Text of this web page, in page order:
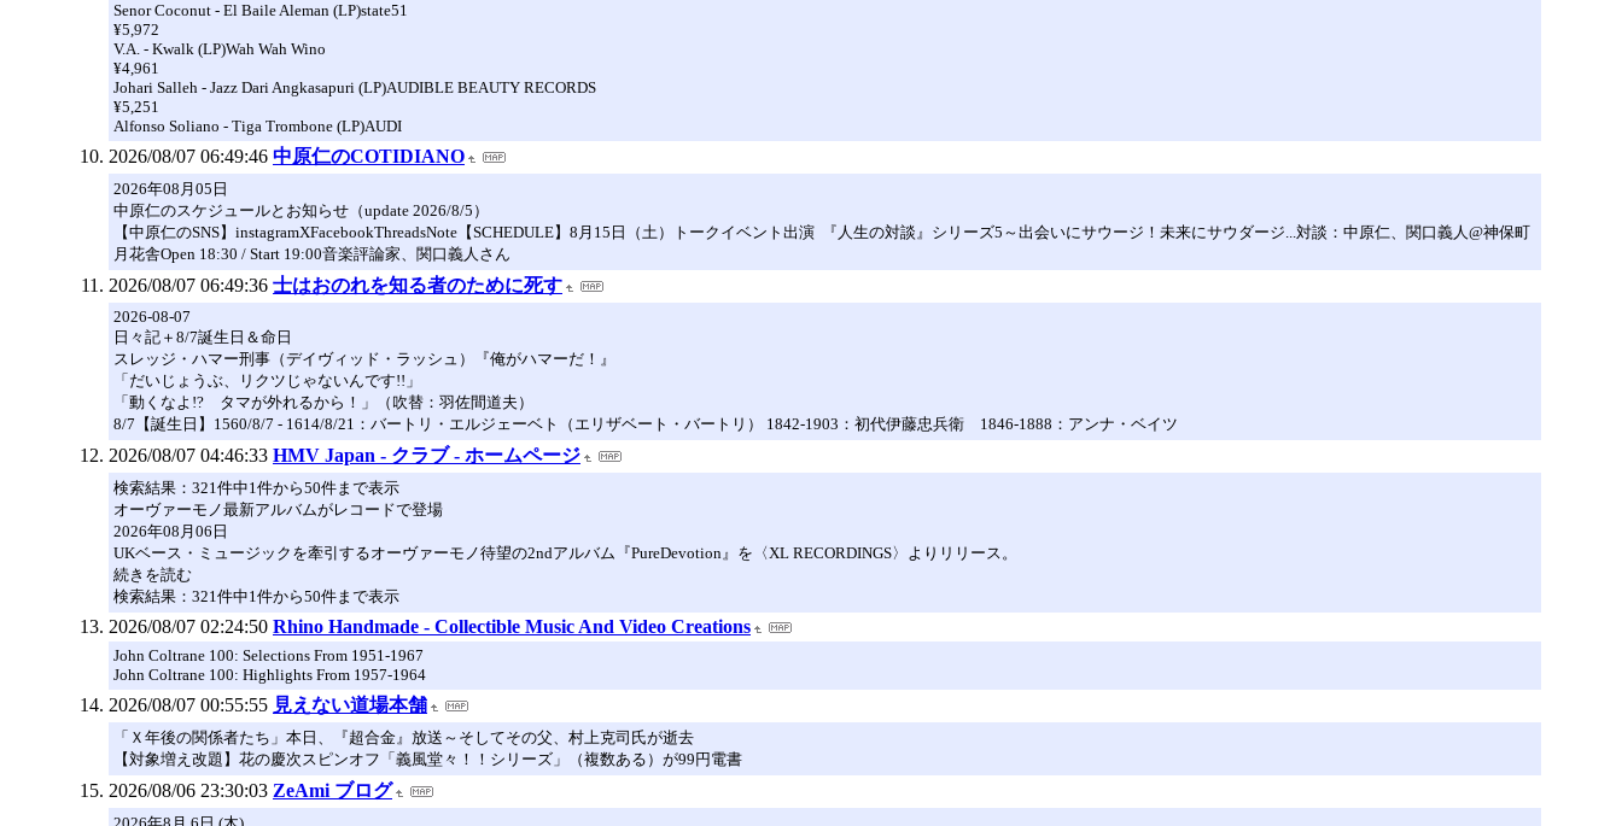
Senor Coconut - El Baile Aleman (LP)state51
¥5,972
V.A. - Kwalk (LP)Wah Wah Wino
¥4,961
Johari Salleh - Jazz Dari Angkasapuri (LP)AUDIBLE BEAUTY RECORDS
¥5,251
Alfonso Soliano - Tiga Trombone (LP)AUDI
2026/08/07 06:49:46 中原仁のCOTIDIANO
2026年08月05日
中原仁のスケジュールとお知らせ（update 2026/8/5）
【中原仁のSNS】instagramXFacebookThreadsNote【SCHEDULE】8月15日（土）トークイベント出演 『人生の対談』シリーズ5～出会いにサウージ！未来にサウダージ...対談：中原仁、関口義人@神保町
月花舎Open 18:30 / Start 19:00音楽評論家、関口義人さん
2026/08/07 06:49:36 士はおのれを知る者のために死す
2026-08-07
日々記＋8/7誕生日＆命日
スレッジ・ハマー刑事（デイヴィッド・ラッシュ）『俺がハマーだ！』
「だいじょうぶ、リクツじゃないんです!!」
「動くなよ!? タマが外れるから！」（吹替：羽佐間道夫）
8/7【誕生日】1560/8/7 - 1614/8/21：バートリ・エルジェーベト（エリザベート・バートリ） 1842-1903：初代伊藤忠兵衛 1846-1888：アンナ・ベイツ
2026/08/07 04:46:33 HMV Japan - クラブ - ホームページ
検索結果：321件中1件から50件まで表示
オーヴァーモノ最新アルバムがレコードで登場
2026年08月06日
UKベース・ミュージックを牽引するオーヴァーモノ待望の2ndアルバム『PureDevotion』を〈XL RECORDINGS〉よりリリース。
続きを読む
検索結果：321件中1件から50件まで表示
2026/08/07 02:24:50 Rhino Handmade - Collectible Music And Video Creations
John Coltrane 100: Selections From 1951-1967
John Coltrane 100: Highlights From 1957-1964
2026/08/07 00:55:55 見えない道場本舗
「Ｘ年後の関係者たち」本日、『超合金』放送～そしてその父、村上克司氏が逝去
【対象増え改題】花の慶次スピンオフ「義風堂々！！シリーズ」（複数ある）が99円電書
2026/08/06 23:30:03 ZeAmi ブログ